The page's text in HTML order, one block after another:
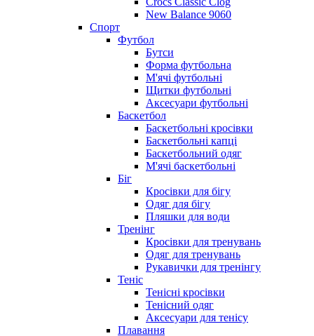
New Balance 9060
Спорт
Футбол
Бутси
Форма футбольна
М'ячі футбольні
Щитки футбольні
Аксесуари футбольні
Баскетбол
Баскетбольні кросівки
Баскетбольні капці
Баскетбольний одяг
М'ячі баскетбольні
Біг
Кросівки для бігу
Одяг для бігу
Пляшки для води
Тренінг
Кросівки для тренувань
Одяг для тренувань
Рукавички для тренінгу
Теніс
Тенісні кросівки
Тенісний одяг
Аксесуари для тенісу
Плавання